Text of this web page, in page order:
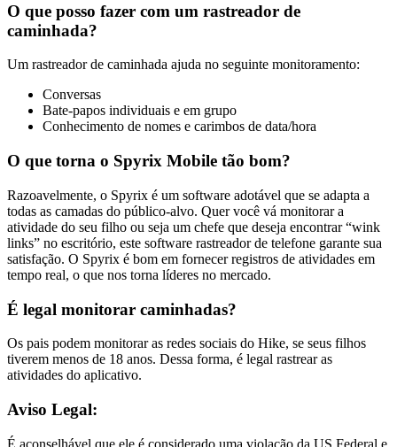
O que posso fazer com um rastreador de
caminhada?
Um rastreador de caminhada ajuda no seguinte monitoramento:
Conversas
Bate-papos individuais e em grupo
Conhecimento de nomes e carimbos de data/hora
O que torna o Spyrix Mobile tão bom?
Razoavelmente, o Spyrix é um software adotável que se adapta a
todas as camadas do público-alvo. Quer você vá monitorar a
atividade do seu filho ou seja um chefe que deseja encontrar “wink
links” no escritório, este software rastreador de telefone garante sua
satisfação. O Spyrix é bom em fornecer registros de atividades em
tempo real, o que nos torna líderes no mercado.
É legal monitorar caminhadas?
Os pais podem monitorar as redes sociais do Hike, se seus filhos
tiverem menos de 18 anos. Dessa forma, é legal rastrear as
atividades do aplicativo.
Aviso Legal:
É aconselhável que ele é considerado uma violação da US Federal e